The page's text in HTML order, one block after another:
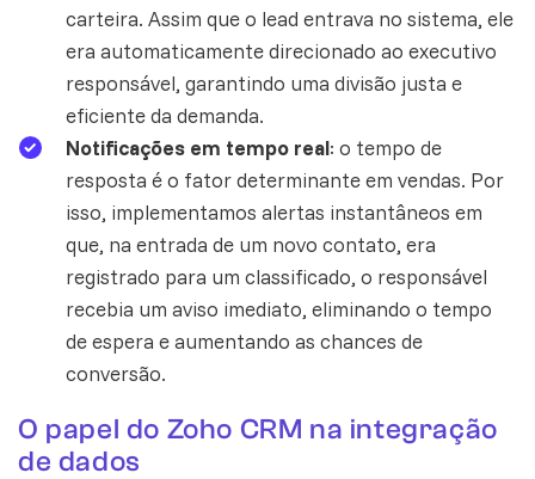
carteira. Assim que o lead entrava no sistema, ele
era automaticamente direcionado ao executivo
responsável, garantindo uma divisão justa e
eficiente da demanda.
Notificações em tempo real: o tempo de
resposta é o fator determinante em vendas. Por
isso, implementamos alertas instantâneos em
que, na entrada de um novo contato, era
registrado para um classificado, o responsável
recebia um aviso imediato, eliminando o tempo
de espera e aumentando as chances de
conversão.
O papel do Zoho CRM na integração
de dados